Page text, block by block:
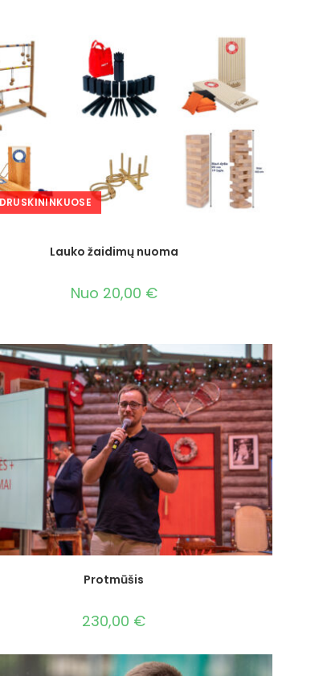
Lauko žaidimų nuoma
Nuo 20,00 €
Protmūšis
230,00 €